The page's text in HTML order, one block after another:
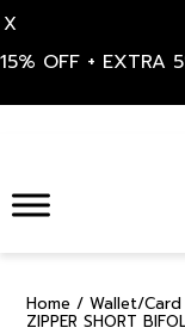
X
15% OFF + EXTRA
content
Home / Wallet/Card
ZIPPER SHORT